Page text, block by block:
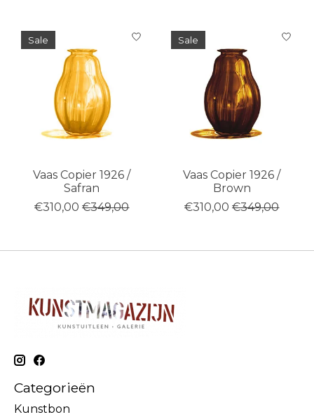
Sale
Vaas Copier 1926 /
Safran
€310,00 €349,00
Sale
Vaas Copier 1926 /
Brown
€310,00 €349,00
Categorieën
Kunstbon